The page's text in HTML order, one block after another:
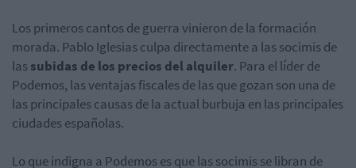
Los primeros cantos de guerra vinieron de la formación
morada. Pablo Iglesias culpa directamente a las socimis de
lassubidas de los precios del alquiler. Para el líder de
Podemos, las ventajas fiscales de las que gozan son una de
las principales causas de la actual burbuja en las principales
ciudades españolas.
Lo que indigna a Podemos es que las socimis se libran de